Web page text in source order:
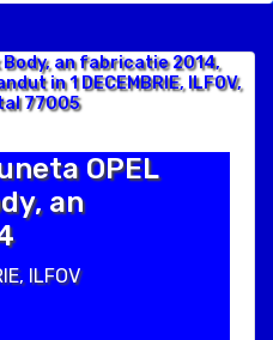
Body, an fabricatie 2014,
in 1 DECEMBRIE, ILFOV,
77005
OPEL
an
ILFOV